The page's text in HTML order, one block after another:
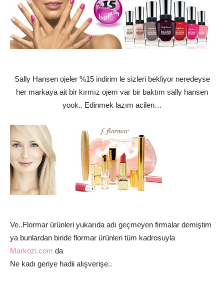
Sally Hansen ojeler %15 indirim le sizleri bekliyor neredeyse
her markaya ait bir kırmız ojem var bir baktım sally hansen
yook.. Edinmek lazım acilen…
Ve..Flormar ürünleri yukarıda adı geçmeyen firmalar demiştim
ya bunlardan biride flormar ürünleri tüm kadrosuyla
Markozi.com da
Ne kadı geriye hadii alışverişe..